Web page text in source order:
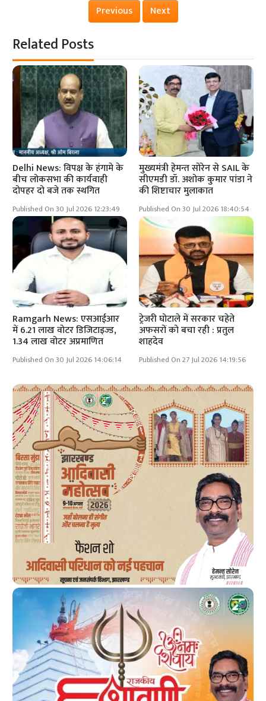
Previous Next
Related Posts
Delhi News: विपक्ष के हंगामे के
बीच लोकसभा की कार्यवाही
दोपहर दो बजे तक स्थगित
Published On 30 Jul 2026 12:23:49
मुख्यमंत्री हेमन्त सोरेन से SAIL के
सीएमडी डॉ. अशोक कुमार पांडा ने
की शिष्टाचार मुलाकात
Published On 30 Jul 2026 18:40:54
Ramgarh News: एसआईआर
में 6.21 लाख वोटर डिजिटाइज्ड,
1.34 लाख वोटर अप्रमाणित
Published On 30 Jul 2026 14:06:14
ट्रेजरी घोटाले में सरकार चहेते
अफसरों को बचा रही : प्रतुल
शाहदेव
Published On 27 Jul 2026 14:19:56